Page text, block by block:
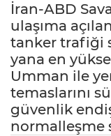
İran-ABD
ulaşıma
tanker trafiği
yana en
Umman ile
temaslarını
güvenlik
normalleşme